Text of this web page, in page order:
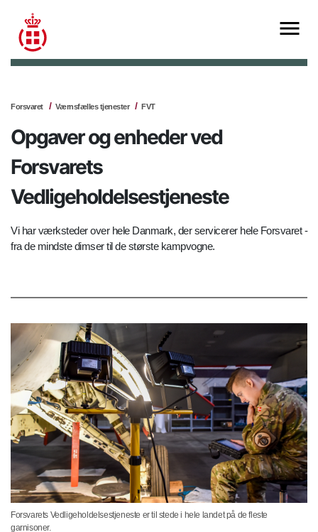
Forsvaret Værnsfælles tjenester FVT
Opgaver og enheder ved
Forsvarets
Vedligeholdelsestjeneste
Vi har værksteder over hele Danmark, der servicerer hele Forsvaret -
fra de mindste dimser til de største kampvogne.
Forsvarets Vedligeholdelsestjeneste er til stede i hele landet på de fleste
garnisoner.